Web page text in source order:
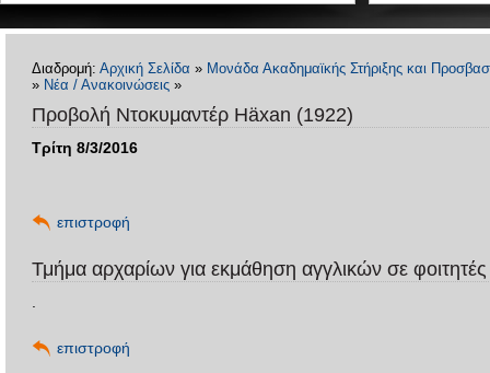
Διαδρομή: Αρχική Σελίδα » Μονάδα Ακαδημαϊκής Στήριξης και
» Νέα / Ανακοινώσεις »
Προβολή Ντοκυμαντέρ Häxan (1922)
Τρίτη 8/3/2016
επιστροφή
Τμήμα αρχαρίων για εκμάθηση αγγλικών σε
επιστροφή